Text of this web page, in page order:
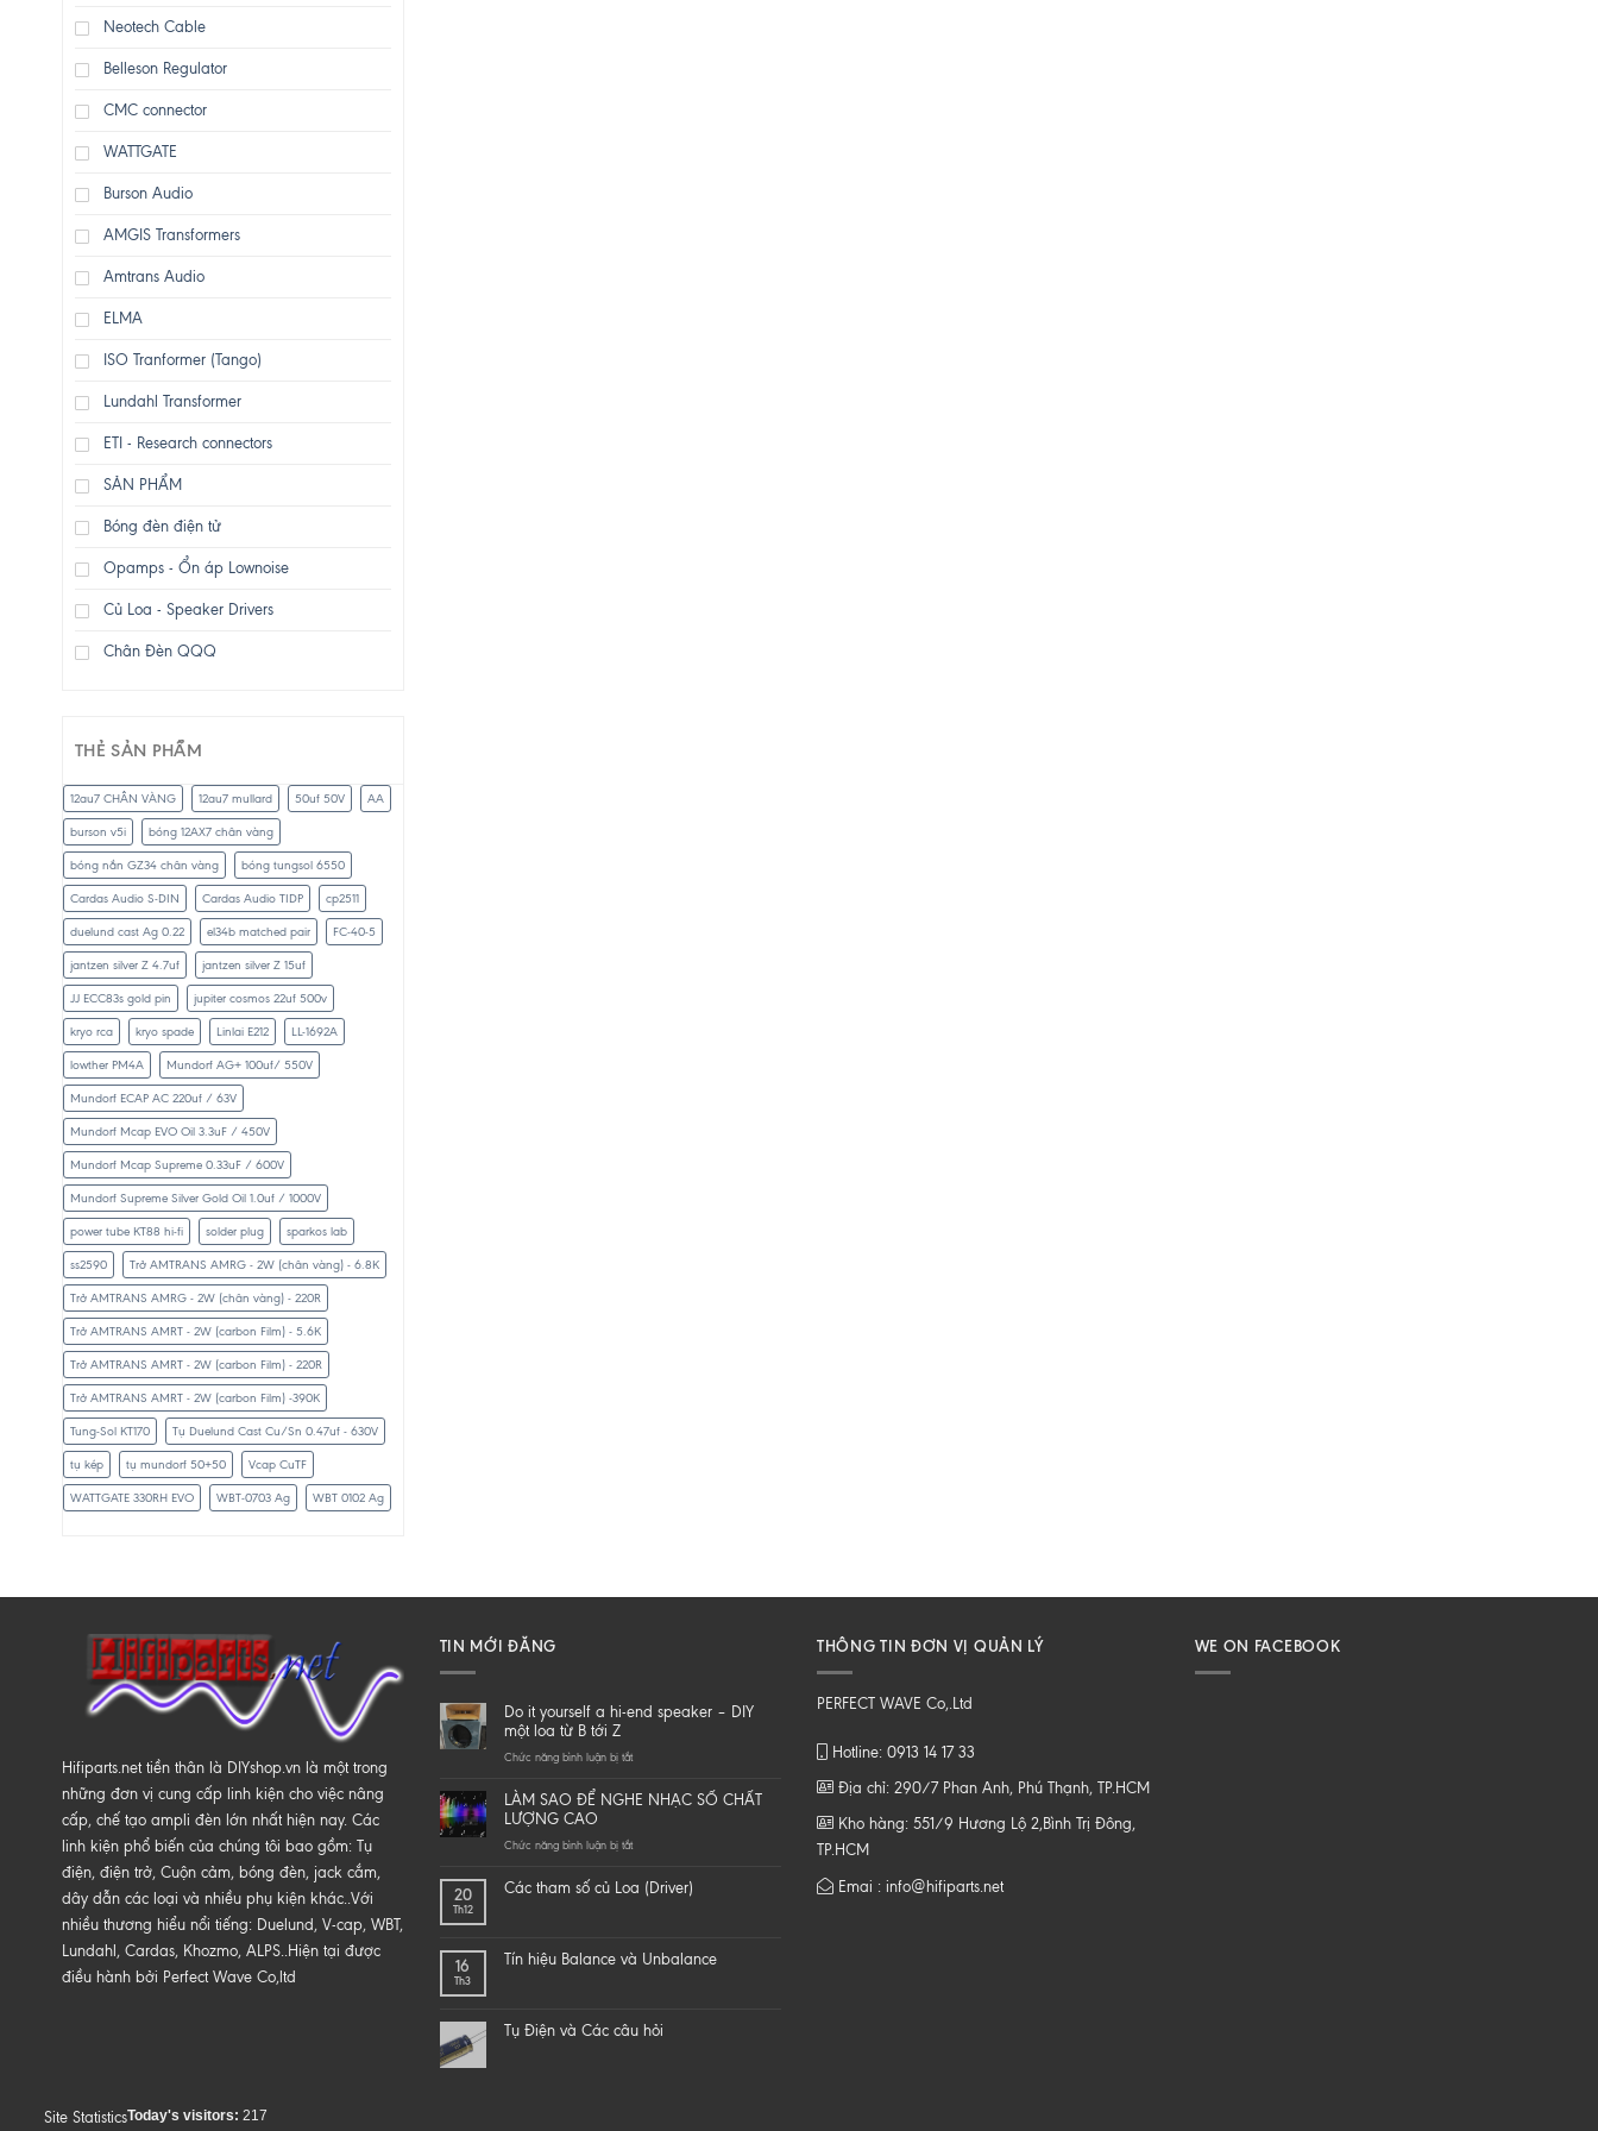
Neotech Cable
Belleson Regulator
CMC connector
WATTGATE
Burson Audio
AMGIS Transformers
Amtrans Audio
ELMA
ISO Tranformer (Tango)
Lundahl Transformer
ETI - Research connectors
SẢN PHẨM
Bóng đèn điện tử
Opamps - Ổn áp Lownoise
Củ Loa - Speaker Drivers
Chân Đèn QQQ
THẺ SẢN PHẨM
12au7 CHÂN VÀNG 12au7 mullard 50uf 50V AA
burson v5i bóng 12AX7 chân vàng
bóng nắn GZ34 chân vàng bóng tungsol 6550
Cardas Audio S-DIN Cardas Audio TIDP cp2511
duelund cast Ag 0.22 el34b matched pair FC-40-5
jantzen silver Z 4.7uf jantzen silver Z 15uf
JJ ECC83s gold pin jupiter cosmos 22uf 500v
kryo rca kryo spade Linlai E212 LL-1692A
lowther PM4A Mundorf AG+ 100uf/ 550V
Mundorf ECAP AC 220uf / 63V
Mundorf Mcap EVO Oil 3.3uF / 450V
Mundorf Mcap Supreme 0.33uF / 600V
Mundorf Supreme Silver Gold Oil 1.0uf / 1000V
power tube KT88 hi-fi solder plug sparkos lab
ss2590 Trở AMTRANS AMRG - 2W (chân vàng) - 6.8K
Trở AMTRANS AMRG - 2W (chân vàng) - 220R
Trở AMTRANS AMRT - 2W (carbon Film) - 5.6K
Trở AMTRANS AMRT - 2W (carbon Film) - 220R
Trở AMTRANS AMRT - 2W (carbon Film) -390K
Tung-Sol KT170 Tụ Duelund Cast Cu/Sn 0.47uf - 630V
tụ kép tụ mundorf 50+50 Vcap CuTF
WATTGATE 330RH EVO WBT-0703 Ag WBT 0102 Ag
Hifiparts.net tiền thân là DIYshop.vn là một trong
những đơn vị cung cấp linh kiện cho việc nâng
cấp, chế tạo ampli đèn lớn nhất hiện nay. Các
linh kiện phổ biến của chúng tôi bao gồm: Tụ
điện, điện trở, Cuộn cảm, bóng đèn, jack cắm,
dây dẫn các loại và nhiều phụ kiện khác..Với
nhiều thương hiểu nổi tiếng: Duelund, V-cap, WBT,
Lundahl, Cardas, Khozmo, ALPS..Hiện tại được
điều hành bởi Perfect Wave Co,ltd
TIN MỚI ĐĂNG
Do it yourself a hi-end speaker – DIY
một loa từ B tới Z
Chức năng bình luận bị tắtở
it
hi-
speaker
loa
LÀM SAO ĐỂ NGHE NHẠC SỐ CHẤT
LƯỢNG CAO
Chức năng bình luận bị tắtở
SAO
SỐ
20
Th12
Các tham số củ Loa (Driver)
16
Th3
Tín hiệu Balance và Unbalance
Tụ Điện và Các câu hỏi
THÔNG TIN ĐƠN VỊ QUẢN LÝ
PERFECT WAVE Co,.Ltd
Hotline: 0913 14 17 33
Địa chỉ: 290/7 Phan Anh, Phú Thạnh, TP.HCM
Kho hàng: 551/9 Hương Lộ 2,Bình Trị Đông,
TP.HCM
Emai : info@hifiparts.net
WE ON FACEBOOK
Site StatisticsToday's visitors: 217